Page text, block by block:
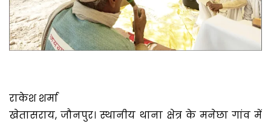
राकेश शर्मा
खेतासराय, जौनपुर। स्थानीय थाना क्षेत्र के मनेछा गांव में